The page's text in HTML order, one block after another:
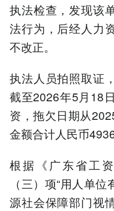
执法检查，发现该
法行为，后经人力
不改正。
执法人员拍照取证
截至2026年5月18
资，拖欠日期从
金额合计人民币
根据《广东省工
（三）项“用人单
源社会保障部门视